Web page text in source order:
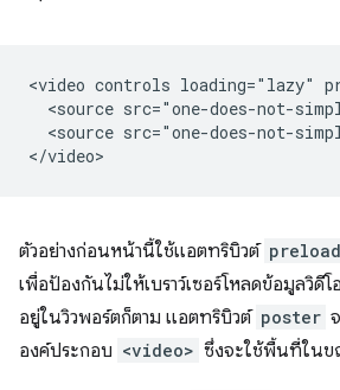
<video controls loading="lazy"
<source src="one-does-not-
<source src="one-does-not-
ตัวอย่างก่อนหน้านี้ใช้แอตทริบิวต์ preload
เพื่อป้องกันไม่ให้เบราว์เซอร์โหลดข้อมูลวิดีโอ
อยู่ในวิวพอร์ตก็ตาม แอตทริบิวต์ poster
องค์ประกอบ <video> ซึ่งจะใช้พื้นที่ในข